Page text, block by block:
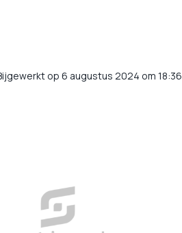
op 6 augustus 2024 om 18:36